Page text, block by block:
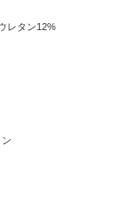
レタン12%